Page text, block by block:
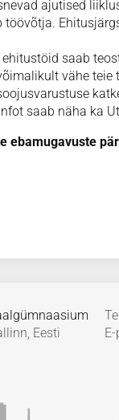
ajutised
töövõtja.
saab
vähe
saab näha ka
ebamugavuste
Eesti